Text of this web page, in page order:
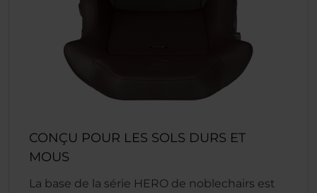
CONÇU POUR LES SOLS DURS ET
MOUS
La base de la série HERO de noblechairs est